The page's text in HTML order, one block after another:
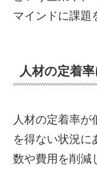
マインドに課題
人材の定着
人材の定着率が
を得ない状況に
数や費用を削減